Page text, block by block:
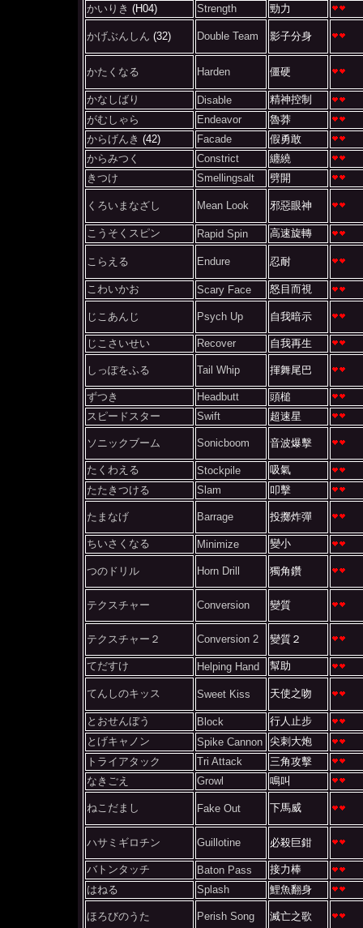
かいりき (H04) Strength 勁力
かげぶんしん (32) Double Team 影子分身
かたくなる Harden 僵硬
かなしばり Disable
精神控制
がむしゃら
Endeavor
魯莽
からげんき (42) Facade
假勇敢
からみつく
Constrict
纏繞
きつけ
Smellingsalt 劈開
くろいまなざし Mean Look 邪惡眼神
こうそくスピン Rapid Spin 高速旋轉
こらえる Endure 忍耐
こわいかお Scary Face 怒目而視
じこあんじ Psych Up 自我暗示
じこさいせい Recover 自我再生
しっぽをふる Tail Whip 揮舞尾巴
ずつき Headbutt
頭槌
スピードスター
Swift 超速星
ソニックブーム Sonicboom 音波爆擊
たくわえる Stockpile
吸氣
たたきつける
Slam 叩擊
たまなげ Barrage 投擲炸彈
ちいさくなる Minimize 變小
つのドリル Horn Drill 獨角鑽
テクスチャー Conversion 變質
テクスチャー２ Conversion 2 變質２
てだすけ Helping Hand 幫助
てんしのキッス Sweet Kiss 天使之吻
とおせんぼう Block
行人止步
とげキャノン
Spike Cannon 尖刺大炮
トライアタック
Tri Attack
三角攻擊
なきごえ
Growl 鳴叫
ねこだまし Fake Out 下馬威
ハサミギロチン Guillotine 必殺巨鉗
バトンタッチ Baton Pass
接力棒
はねる
Splash 鯉魚翻身
ほろびのうた Perish Song 滅亡之歌